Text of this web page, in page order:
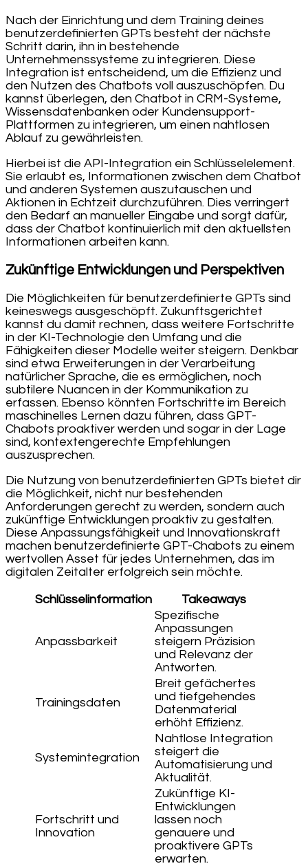
Nach der Einrichtung und dem Training deines
benutzerdefinierten GPTs besteht der nächste
Schritt darin, ihn in bestehende
Unternehmenssysteme zu integrieren. Diese
Integration ist entscheidend, um die Effizienz und
den Nutzen des Chatbots voll auszuschöpfen. Du
kannst überlegen, den Chatbot in CRM-Systeme,
Wissensdatenbanken oder Kundensupport-
Plattformen zu integrieren, um einen nahtlosen
Ablauf zu gewährleisten.
Hierbei ist die API-Integration ein Schlüsselelement.
Sie erlaubt es, Informationen zwischen dem Chatbot
und anderen Systemen auszutauschen und
Aktionen in Echtzeit durchzuführen. Dies verringert
den Bedarf an manueller Eingabe und sorgt dafür,
dass der Chatbot kontinuierlich mit den aktuellsten
Informationen arbeiten kann.
Zukünftige Entwicklungen und Perspektiven
Die Möglichkeiten für benutzerdefinierte GPTs sind
keineswegs ausgeschöpft. Zukunftsgerichtet
kannst du damit rechnen, dass weitere Fortschritte
in der KI-Technologie den Umfang und die
Fähigkeiten dieser Modelle weiter steigern. Denkbar
sind etwa Erweiterungen in der Verarbeitung
natürlicher Sprache, die es ermöglichen, noch
subtilere Nuancen in der Kommunikation zu
erfassen. Ebenso könnten Fortschritte im Bereich
maschinelles Lernen dazu führen, dass GPT-
Chabots proaktiver werden und sogar in der Lage
sind, kontextengerechte Empfehlungen
auszusprechen.
Die Nutzung von benutzerdefinierten GPTs bietet dir
die Möglichkeit, nicht nur bestehenden
Anforderungen gerecht zu werden, sondern auch
zukünftige Entwicklungen proaktiv zu gestalten.
Diese Anpassungsfähigkeit und Innovationskraft
machen benutzerdefinierte GPT-Chabots zu einem
wertvollen Asset für jedes Unternehmen, das im
digitalen Zeitalter erfolgreich sein möchte.
Schlüsselinformation Takeaways
Anpassbarkeit
Spezifische
Anpassungen
steigern Präzision
und Relevanz der
Antworten.
Trainingsdaten
Breit gefächertes
und tiefgehendes
Datenmaterial
erhöht Effizienz.
Systemintegration
Nahtlose Integration
steigert die
Automatisierung und
Aktualität.
Fortschritt und
Innovation
Zukünftige KI-
Entwicklungen
lassen noch
genauere und
proaktivere GPTs
erwarten.